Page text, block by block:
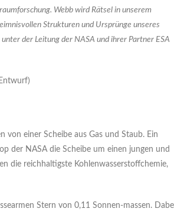
Webb wird Rätsel in unserem
Strukturen und Ursprünge unseres
der Leitung der NASA und ihrer Partner ESA
von einer Scheibe aus Gas und Staub. Ein
der NASA die Scheibe um einen jungen und
die reichhaltigste Kohlenwasserstoffchemie,
Stern von 0,11 Sonnen-massen.